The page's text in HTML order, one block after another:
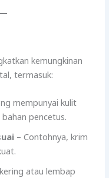
kemungkinan
termasuk:
mempunyai kulit
pencetus.
– Contohnya, krim
atau lembap